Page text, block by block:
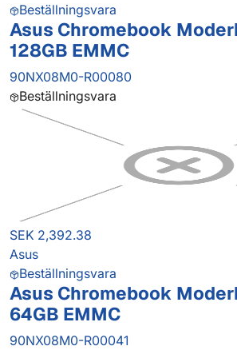
Beställningsvara
Asus Chromebook
128GB EMMC
90NX08M0-R00080
Beställningsvara
SEK 2,392.38
Asus
Beställningsvara
Asus Chromebook
64GB EMMC
90NX08M0-R00041